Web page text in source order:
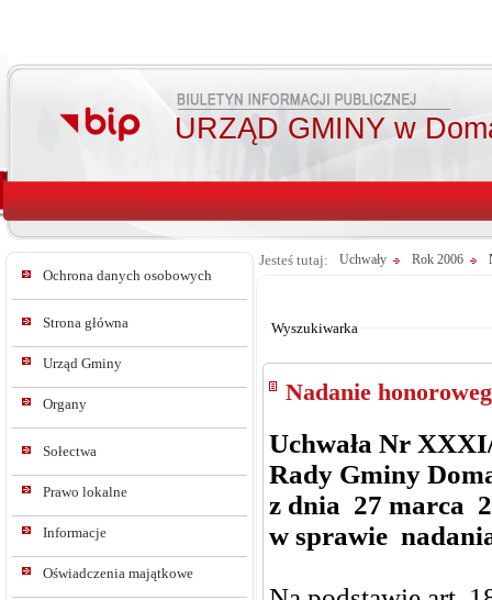
URZĄD GMINY w
Ochrona danych osobowych
Strona główna
Urząd Gminy
Organy
Sołectwa
Prawo lokalne
Informacje
Oświadczenia majątkowe
Jesteś tutaj: Uchwały Rok 2006
Wyszukiwarka
Nadanie
Uchwała Nr
Rady Gminy
z dnia 27 marca
w sprawie